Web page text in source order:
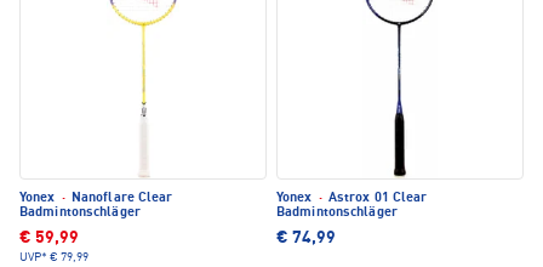
Yonex ·
Nanoflare Clear
Badmintonschläger
€ 59,99
UVP* € 79,99
Yonex · Astrox 01 Clear
Badmintonschläger
€ 74,99